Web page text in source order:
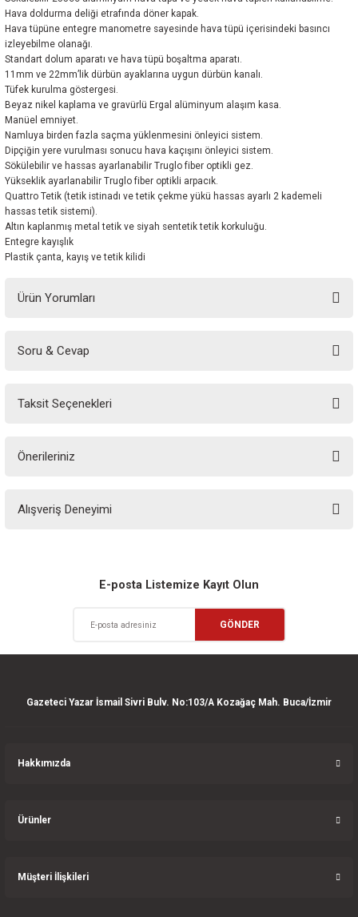
Hava doldurma deliği etrafında döner kapak.
Hava tüpüne entegre manometre sayesinde hava tüpü içerisindeki basıncı
izleyebilme olanağı.
Standart dolum aparatı ve hava tüpü boşaltma aparatı.
11mm ve 22mm’lik dürbün ayaklarına uygun dürbün kanalı.
Tüfek kurulma göstergesi.
Beyaz nikel kaplama ve gravürlü Ergal alüminyum alaşım kasa.
Manüel emniyet.
Namluya birden fazla saçma yüklenmesini önleyici sistem.
Dipçiğin yere vurulması sonucu hava kaçışını önleyici sistem.
Sökülebilir ve hassas ayarlanabilir Truglo fiber optikli gez.
Yükseklik ayarlanabilir Truglo fiber optikli arpacık.
Quattro Tetik (tetik istinadı ve tetik çekme yükü hassas ayarlı 2 kademeli
hassas tetik sistemi).
Altın kaplanmış metal tetik ve siyah sentetik tetik korkuluğu.
Entegre kayışlık
Plastik çanta, kayış ve tetik kilidi
Ürün Yorumları
Soru & Cevap
Taksit Seçenekleri
Önerileriniz
yetersiz gördüğünüz noktaları öneri formunu kullanarak tarafımıza
Ürün resmi kalitesiz, bozuk veya görüntülenemiyor.
Ürün açıklamasında eksik bilgiler bulunuyor.
Ürün bilgilerinde hatalar bulunuyor.
Ürün fiyatı diğer sitelerden daha pahalı.
Alışveriş Deneyimi
Deneyimini Paylaş
E-posta Listemize Kayıt Olun
GÖNDER
Gazeteci Yazar İsmail Sivri Bulv. No:103/A Kozağaç Mah. Buca/İzmir
Hakkımızda
Ürünler
Müşteri İlişkileri